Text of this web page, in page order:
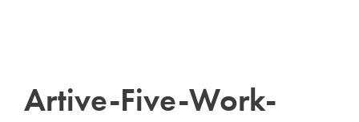
Artive-Five-Work-